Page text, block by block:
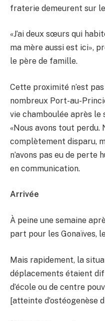
fraterie demeurent sur
«J’ai deux sœurs qui
ma mère aussi est ici»,
le père de famille.
Cette proximité n’est
nombreux Port-au-
vie chamboulée après le
«Nous avons tout
complètement disparu,
n’avons pas eu de perte
en communication.
Arrivée
À peine une semaine
part pour les Gonaïves,
Mais rapidement, la
déplacements étaient
d’école ou de centre
[atteinte d’ostéogenèse